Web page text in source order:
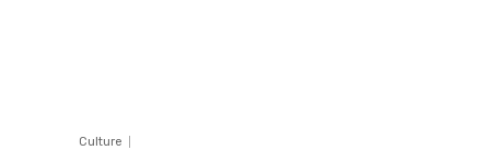
Culture